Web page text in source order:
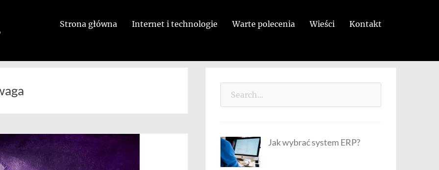
Strona główna Internet i technologie Warte polecenia Wieści Kontakt
Jak wybrać system ERP?